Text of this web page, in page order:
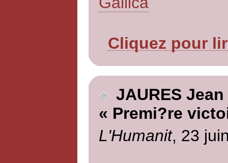
Cliquez pour
JAURES Jean
« Premi?re
L'Humanit, 23